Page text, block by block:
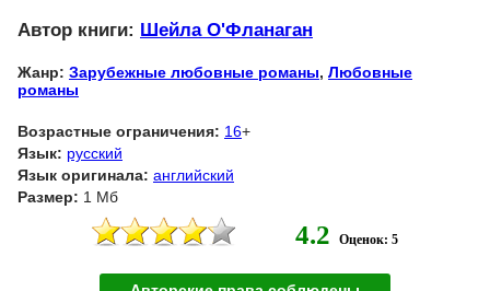
Автор книги: Шейла О'Фланаган
Жанр: Зарубежные любовные романы, Любовные
романы
Возрастные ограничения: 16+
Язык: русский
Язык оригинала: английский
Размер: 1 Мб
4.2 Оценок: 5